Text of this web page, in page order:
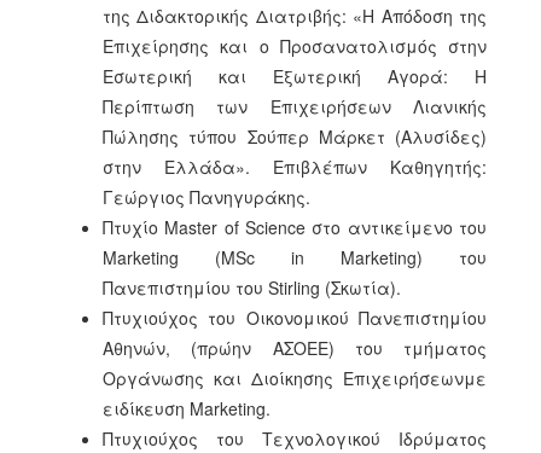
της Διδακτορικής Διατριβής: «Η Απόδοση της
Επιχείρησης και ο Προσανατολισμός στην
Εσωτερική και Εξωτερική Αγορά: Η
Περίπτωση των Επιχειρήσεων Λιανικής
Πώλησης τύπου Σούπερ Μάρκετ (Αλυσίδες)
στην Ελλάδα». Επιβλέπων Καθηγητής:
Γεώργιος Πανηγυράκης.
Πτυχίο Master of Science στο αντικείμενο του
Marketing (MSc in Marketing) του
Πανεπιστημίου του Stirling (Σκωτία).
Πτυχιούχος του Οικονομικού Πανεπιστημίου
Αθηνών, (πρώην ΑΣΟΕΕ) του τμήματος
Οργάνωσης και Διοίκησης Επιχειρήσεωνμε
ειδίκευση Marketing.
Πτυχιούχος του Τεχνολογικού Ιδρύματος